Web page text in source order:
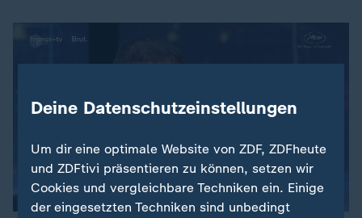
Deine Datenschutzeinstellungen
Um dir eine optimale Website von ZDF, ZDFheute
und ZDFtivi präsentieren zu können, setzen wir
Cookies und vergleichbare Techniken ein. Einige
der eingesetzten Techniken sind unbedingt